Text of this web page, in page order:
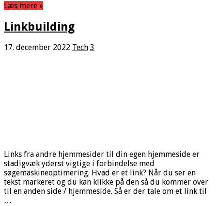
Læs mere »
Linkbuilding
17. december 2022 Tech 3
Links fra andre hjemmesider til din egen hjemmeside er
stadigvæk yderst vigtige i forbindelse med
søgemaskineoptimering. Hvad er et link? Når du ser en
tekst markeret og du kan klikke på den så du kommer over
til en anden side / hjemmeside. Så er der tale om et link til
…